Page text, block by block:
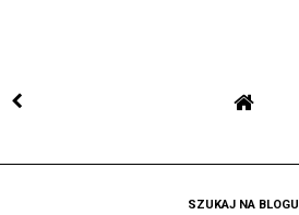
SZUKAJ NA BLOGU